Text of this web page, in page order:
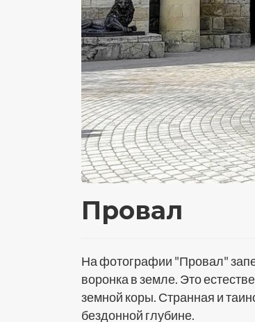
Провал
На фотографии "Провал"
воронка в земле. Это
земной коры. Странная и
бездонной глубине.